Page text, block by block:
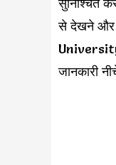
सुनिश्चित
से देखने और
University
जानकारी